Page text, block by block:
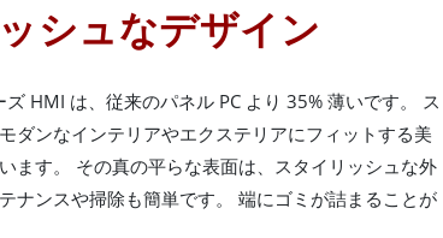
シュなデザイン
HMI は、従来のパネル PC より 35% 薄いです。 ス
ダンなインテリアやエクステリアにフィットする美
ます。 その真の平らな表面は、スタイリッシュな外
ナンスや掃除も簡単です。 端にゴミが詰まることが